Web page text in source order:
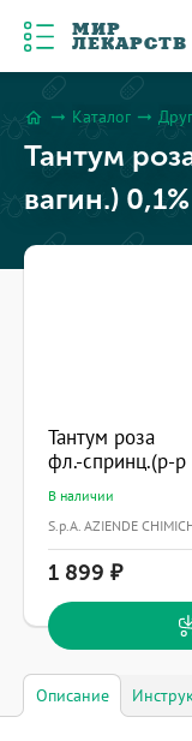
МИР
ЛЕКАРСТВ
home arrow_right_alt Каталог arrow_right_alt
Тантум
вагин.)
Тантум роза
фл.-спринц.(р-
В наличии
S.p.A. AZIENDE
1 899
Описание